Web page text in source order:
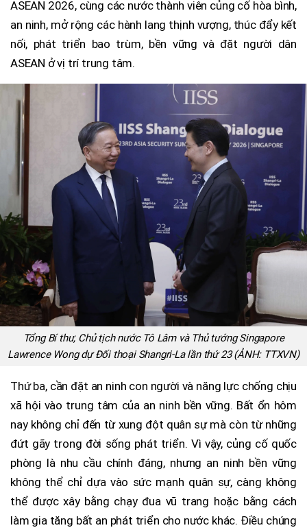
ASEAN 2026, cùng các nước thành viên củng cố hòa bình,
an ninh, mở rộng các hành lang thịnh vượng, thúc đẩy kết
nối, phát triển bao trùm, bền vững và đặt người dân
ASEAN ở vị trí trung tâm.
Tổng Bí thư, Chủ tịch nước Tô Lâm và Thủ tướng Singapore
Lawrence Wong dự Đối thoại Shangri-La lần thứ 23 (ẢNH: TTXVN)
Thứ ba, cần đặt an ninh con người và năng lực chống chịu
xã hội vào trung tâm của an ninh bền vững. Bất ổn hôm
nay không chỉ đến từ xung đột quân sự mà còn từ những
đứt gãy trong đời sống phát triển. Vì vậy, củng cố quốc
phòng là nhu cầu chính đáng, nhưng an ninh bền vững
không thể chỉ dựa vào sức mạnh quân sự, càng không
thể được xây bằng chạy đua vũ trang hoặc bằng cách
làm gia tăng bất an phát triển cho nước khác. Điều chúng